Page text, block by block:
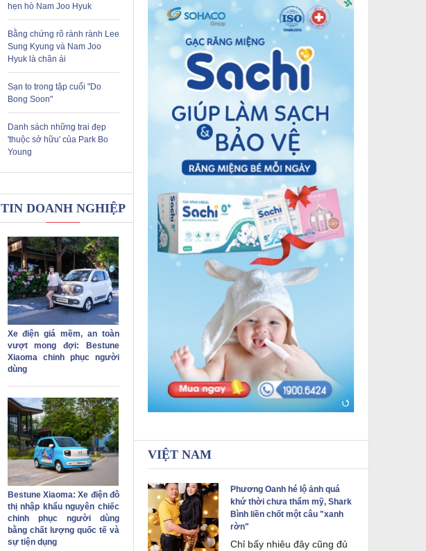
hẹn hò Nam Joo Hyuk
Bằng chứng rõ rành rành Lee
Sung Kyung và Nam Joo
Hyuk là chân ái
Sạn to trong tập cuối "Do
Bong Soon"
Danh sách những trai đẹp
'thuộc sở hữu' của Park Bo
Young
TIN DOANH NGHIỆP
Xe điện giá mềm, an toàn
vượt mong đợi: Bestune
Xiaoma chinh phục người
dùng
Bestune Xiaoma: Xe điện đô
thị nhập khẩu nguyên chiếc
chinh phục người dùng
bằng chất lượng quốc tế và
sự tiện dụng
VIỆT NAM
Phương Oanh hé lộ ảnh quá
khứ thời chưa thẩm mỹ, Shark
Bình liền chốt một câu "xanh
rờn"
Chỉ bấy nhiêu đây cũng đủ